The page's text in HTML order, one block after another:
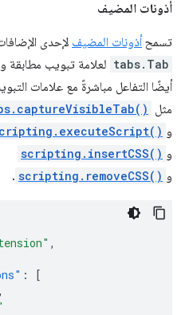
أذونات المضيف
تسمح أذونات المضيف لإحدى
tabs.Tab لعلامة تبويب مطابقة
أيضًا التفاعل مباشرةً مع علامات
مثل
و
و scripting.insertCSS()
و scripting.removeCSS()
.
,
:
[
,